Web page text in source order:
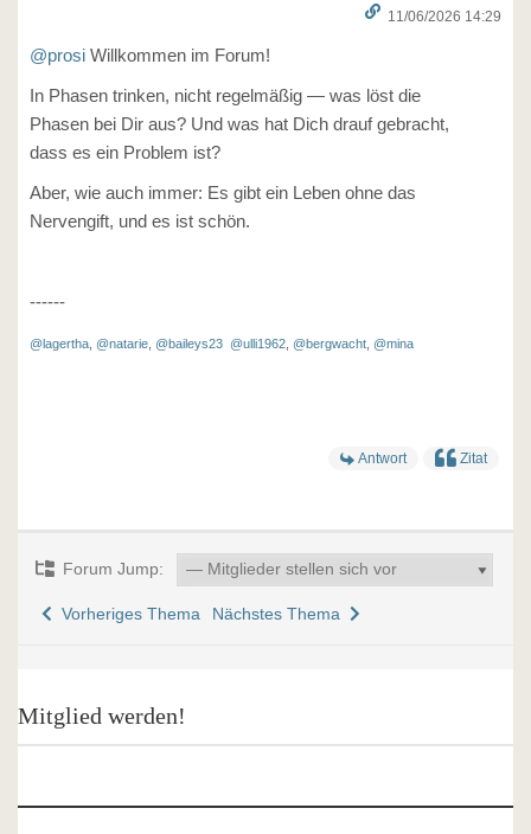
11/06/2026 14:29
@prosi Willkommen im Forum!
In Phasen trinken, nicht regelmäßig — was löst die
Phasen bei Dir aus? Und was hat Dich drauf gebracht,
dass es ein Problem ist?
Aber, wie auch immer: Es gibt ein Leben ohne das
Nervengift, und es ist schön.
------
@lagertha @natarie @baileys23 @ulli1962 @bergwacht @mina
Antwort Zitat
Forum Jump:
Vorheriges Thema Nächstes Thema
Mitglied werden!